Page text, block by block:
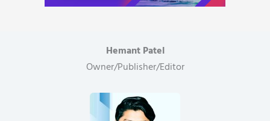
Hemant Patel
Owner/Publisher/Editor